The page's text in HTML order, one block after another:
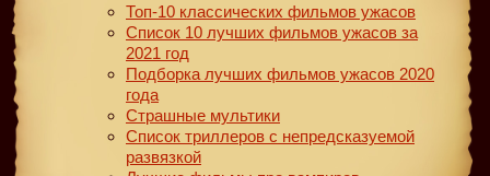
Топ-10 классических фильмов ужасов
Список 10 лучших фильмов ужасов за
2021 год
Подборка лучших фильмов ужасов 2020
года
Страшные мультики
Список триллеров с непредсказуемой
развязкой